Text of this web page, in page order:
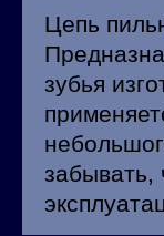
Цепь
зубья
забывать,